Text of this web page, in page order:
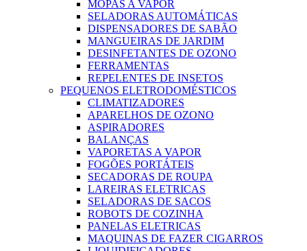
MOPAS A VAPOR
SELADORAS AUTOMÁTICAS
DISPENSADORES DE SABÃO
MANGUEIRAS DE JARDIM
DESINFETANTES DE OZONO
FERRAMENTAS
REPELENTES DE INSETOS
PEQUENOS ELETRODOMÉSTICOS
CLIMATIZADORES
APARELHOS DE OZONO
ASPIRADORES
BALANÇAS
VAPORETAS A VAPOR
FOGÕES PORTÁTEIS
SECADORAS DE ROUPA
LAREIRAS ELETRICAS
SELADORAS DE SACOS
ROBOTS DE COZINHA
PANELAS ELETRICAS
MAQUINAS DE FAZER CIGARROS